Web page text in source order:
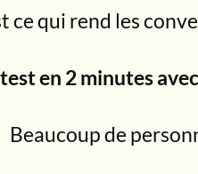
ce qui rend les
en 2 minutes
Beaucoup de